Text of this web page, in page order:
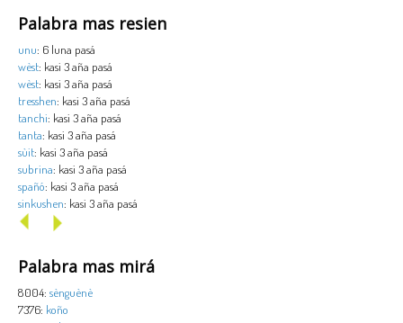
Palabra mas resien
unu: 6 luna pasá
wèst: kasi 3 aña pasá
wèst: kasi 3 aña pasá
tresshen: kasi 3 aña pasá
tanchi: kasi 3 aña pasá
tanta: kasi 3 aña pasá
sùit: kasi 3 aña pasá
subrina: kasi 3 aña pasá
spañó: kasi 3 aña pasá
sinkushen: kasi 3 aña pasá
Palabra mas mirá
8004: sènguènè
7376: koño